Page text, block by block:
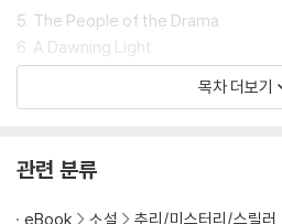
5. The People of the Drama
6. A Dawning Light
7. The Solution
2. The Bodymaster
목차 더보기
관련 분류
eBook 소설 추리/미스터리/스릴러